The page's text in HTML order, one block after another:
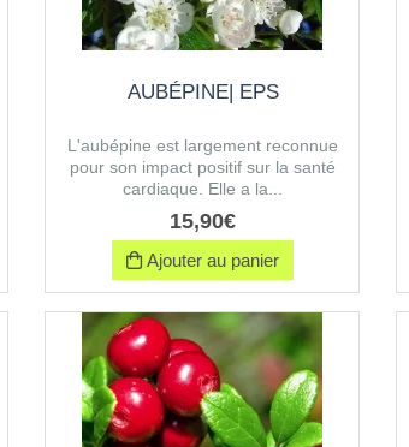
AUBÉPINE| EPS
L'aubépine est largement reconnue
pour son impact positif sur la santé
cardiaque. Elle a la...
15,90€
Ajouter au panier